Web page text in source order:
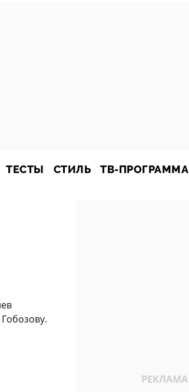
ТЕСТЫ СТИЛЬ ТВ-ПРОГРАММА